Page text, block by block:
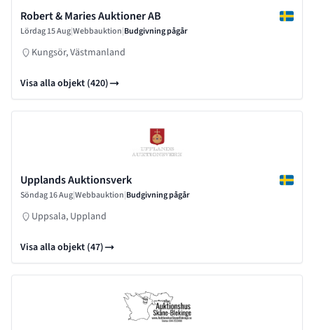
Robert & Maries Auktioner AB
Lördag 15 Aug|Webbauktion|Budgivning pågår
Kungsör, Västmanland
Visa alla objekt (420)
Upplands Auktionsverk
Söndag 16 Aug|Webbauktion|Budgivning pågår
Uppsala, Uppland
Visa alla objekt (47)